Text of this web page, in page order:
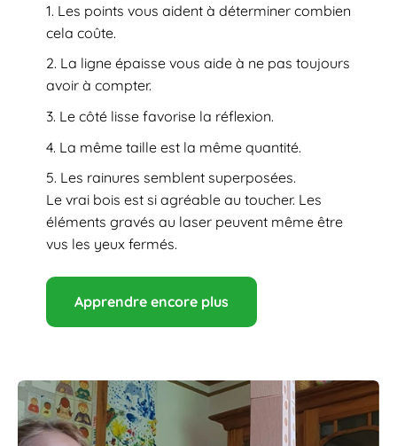
Les points vous aident à déterminer combien
cela coûte.
La ligne épaisse vous aide à ne pas toujours
avoir à compter.
Le côté lisse favorise la réflexion.
La même taille est la même quantité.
Les rainures semblent superposées.
Le vrai bois est si agréable au toucher. Les
éléments gravés au laser peuvent même être
vus les yeux fermés.
Apprendre encore plus